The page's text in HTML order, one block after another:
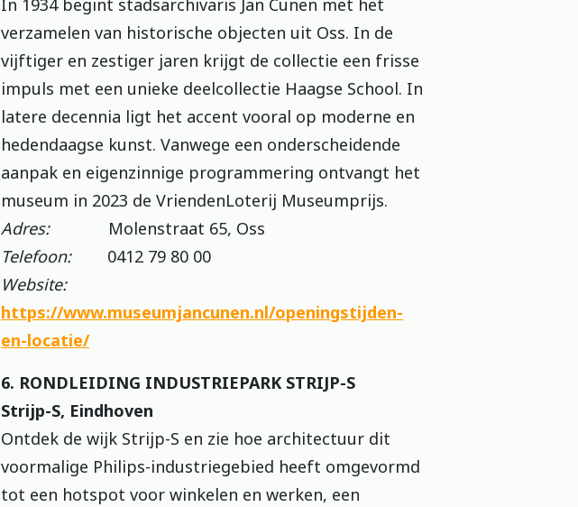
In 1934 begint stadsarchivaris Jan Cunen met het
verzamelen van historische objecten uit Oss. In de
vijftiger en zestiger jaren krijgt de collectie een frisse
impuls met een unieke deelcollectie Haagse School. In
latere decennia ligt het accent vooral op moderne en
hedendaagse kunst. Vanwege een onderscheidende
aanpak en eigenzinnige programmering ontvangt het
museum in 2023 de VriendenLoterij Museumprijs.
Adres:
Molenstraat 65, Oss
Telefoon:
0412 79 80 00
Website:
https://www.museumjancunen.nl/openingstijden-
en-locatie/
6. RONDLEIDING INDUSTRIEPARK STRIJP-S
Strijp-S, Eindhoven
Ontdek de wijk Strijp-S en zie hoe architectuur dit
voormalige Philips-industriegebied heeft omgevormd
tot een hotspot voor winkelen en werken, een